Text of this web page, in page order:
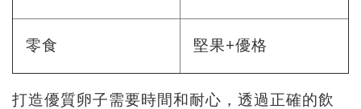
零食 堅果+優格
打造優質卵子需要時間和耐心，透過正確的飲